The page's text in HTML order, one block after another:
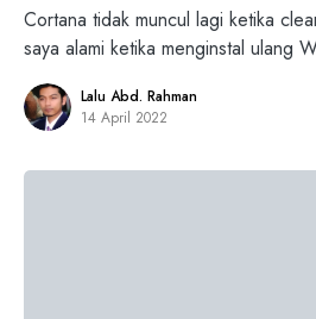
Cortana tidak muncul lagi ketika
saya alami ketika menginstal ulang
Lalu Abd. Rahman
14 April 2022